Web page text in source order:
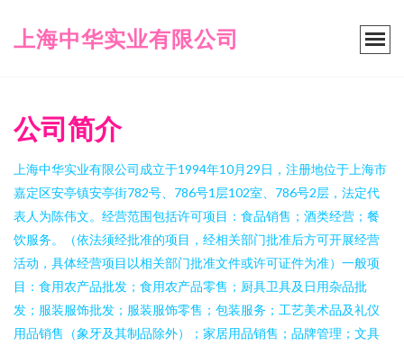
上海中华实业有限公司
公司简介
上海中华实业有限公司成立于1994年10月29日，注册地位于上海市
嘉定区安亭镇安亭街782号、786号1层102室、786号2层，法定代
表人为陈伟文。经营范围包括许可项目：食品销售；酒类经营；餐
饮服务。（依法须经批准的项目，经相关部门批准后方可开展经营
活动，具体经营项目以相关部门批准文件或许可证件为准）一般项
目：食用农产品批发；食用农产品零售；厨具卫具及日用杂品批
发；服装服饰批发；服装服饰零售；包装服务；工艺美术品及礼仪
用品销售（象牙及其制品除外）；家居用品销售；品牌管理；文具